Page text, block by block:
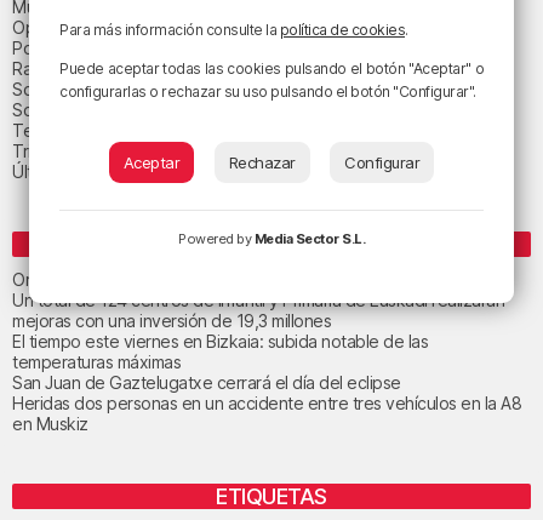
Música
Opinión
Política
Radio Popular-Herri Irratia
Social y religión
Sociedad
Tecnología
Triple B
Última hora
ENTRADAS RECIENTES
Orio calma la tormenta
Un total de 124 centros de Infantil y Primaria de Euskadi realizarán
mejoras con una inversión de 19,3 millones
El tiempo este viernes en Bizkaia: subida notable de las
temperaturas máximas
San Juan de Gaztelugatxe cerrará el día del eclipse
Heridas dos personas en un accidente entre tres vehículos en la A8
en Muskiz
ETIQUETAS
Para más información consulte la política de cookies.
Puede aceptar todas las cookies pulsando el botón "Aceptar" o
configurarlas o rechazar su uso pulsando el botón "Configurar".
Aceptar Rechazar Configurar
Powered by Media Sector S.L.